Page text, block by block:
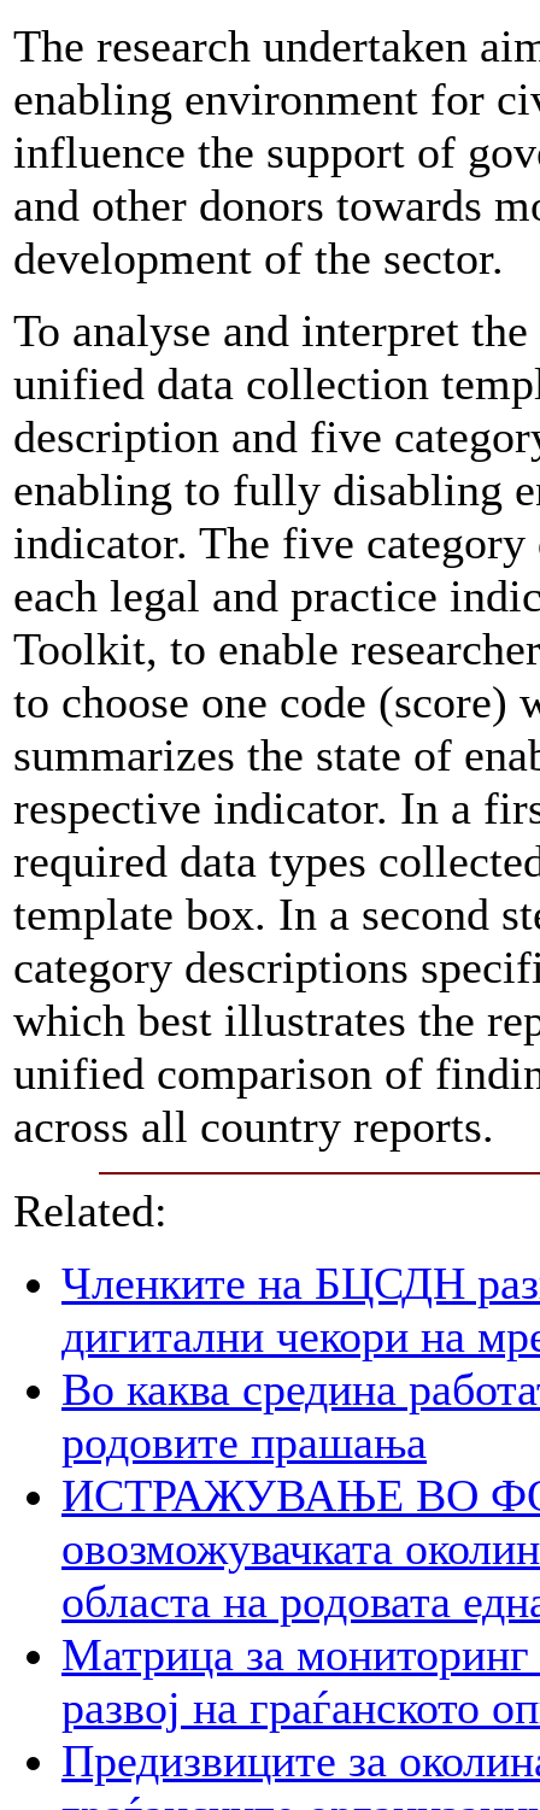
The research undertaken
enabling environment for
influence the support of
and other donors towards
development of the sector.
To analyse and interpret
unified data collection
description and five
enabling to fully disabling
indicator. The five
each legal and practice
Toolkit, to enable
to choose one code (score)
summarizes the state of
respective indicator. In a
required data types
template box. In a second
category descriptions
which best illustrates the
unified comparison of
across all country reports.
Related:
Членките на БЦСДН
дигитални чекори на
Во каква средина
родовите прашања
ИСТРАЖУВАЊЕ ВО
овозможувачката
областа на родовата
Матрица за мониторинг
развој на граѓанското
Предизвиците за